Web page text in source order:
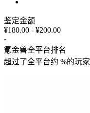
鉴定金额
¥180.00 - ¥200.00
-
氪金兽全平台排名
超过了全平台约 %的玩家